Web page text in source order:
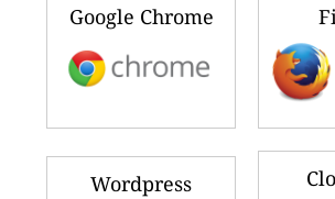
Google Chrome
Wordpress